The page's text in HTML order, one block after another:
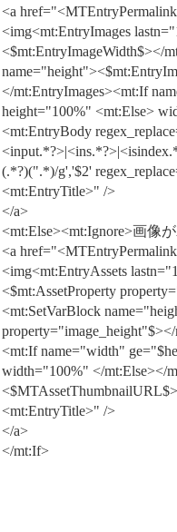
<a
<img<mt:EntryImages
<$mt:EntryImageWidth$></
</mt:EntryImages><mt:If
height="100%" <mt:Else>
<mt:EntryBody
(.*?)(".*)/g','$2'
<mt:EntryTitle>" />
</a>
<mt:Else><mt:Ignore>画像
<a
<img<mt:EntryAssets
<$mt:AssetProperty
<mt:SetVarBlock
<mt:If name="width"
width="100%" </mt:Else></
<mt:EntryTitle>" />
</a>
</mt:If>